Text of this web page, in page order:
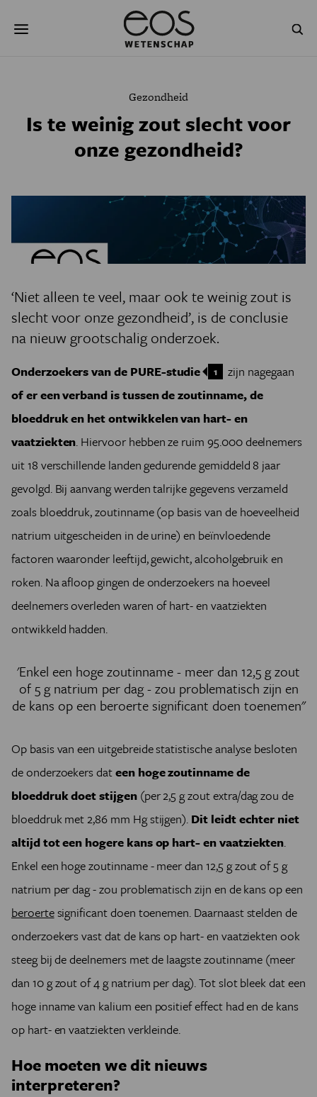
naar
NATUURWETENSCHAPPEN GESCHIEDENIS
AGENDA
JONGE UITDAGERS
Gezondheid
Is te weinig zout slecht voor
onze gezondheid?
‘Niet alleen te veel, maar ook te weinig zout is
slecht voor onze gezondheid’, is de conclusie
na nieuw grootschalig onderzoek.
Onderzoekers van de PURE-studie 1
zijn nagegaan
of er een verband is tussen de zoutinname, de
bloeddruk en het ontwikkelen van hart- en
vaatziekten. Hiervoor hebben ze ruim 95.000 deelnemers
uit 18 verschillende landen gedurende gemiddeld 8 jaar
gevolgd. Bij aanvang werden talrijke gegevens verzameld
zoals bloeddruk, zoutinname (op basis van de hoeveelheid
natrium uitgescheiden in de urine) en beïnvloedende
factoren waaronder leeftijd, gewicht, alcoholgebruik en
roken. Na afloop gingen de onderzoekers na hoeveel
deelnemers overleden waren of hart- en vaatziekten
ontwikkeld hadden.
'Enkel een hoge zoutinname - meer dan 12,5 g zout
of 5 g natrium per dag - zou problematisch zijn en
de kans op een beroerte significant doen toenemen"
Op basis van een uitgebreide statistische analyse besloten
de onderzoekers dateen hoge zoutinname de
bloeddruk doet stijgen(per 2,5 g zout extra/dag zou de
bloeddruk met 2,86 mm Hg stijgen). Dit leidt echter niet
altijd tot een hogere kans op hart- en vaatziekten.
Enkel een hoge zoutinname - meer dan 12,5 g zout of 5 g
natrium per dag - zou problematisch zijn en de kans op een
beroertesignificant doen toenemen. Daarnaast stelden de
onderzoekers vast dat de kans op hart- en vaatziekten ook
steeg bij de deelnemers met de laagste zoutinname (meer
dan 10 g zout of 4 g natrium per dag). Tot slot bleek dat een
hoge inname van kalium een positief effect had en de kans
op hart- en vaatziekten verkleinde.
Hoe moeten we dit nieuws
interpreteren?